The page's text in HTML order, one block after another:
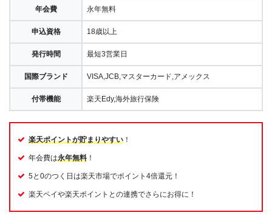
年会費 永年無料
申込資格 18歳以上
発行時間 最短3営業日
国際ブランド VISA,JCB,マスターカード,アメックス
付帯機能 楽天Edy,海外旅行保険
楽天ポイントが貯まりやすい ！
年会費は永年無料 ！
5と0のつく日は楽天市場でポイント4倍還元！
楽天ペイや楽天ポイントとの連携でさらにお得に！